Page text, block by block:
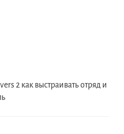
2 как выстраивать отряд и